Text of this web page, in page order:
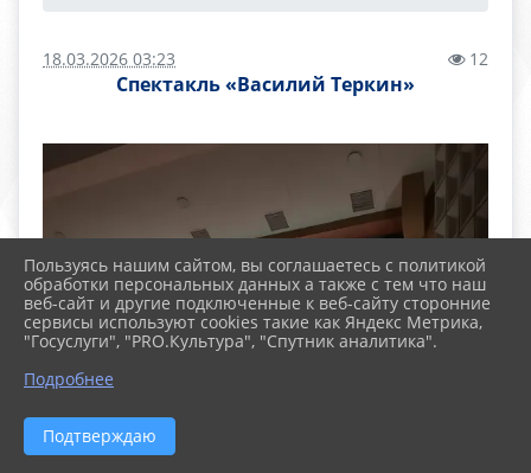
18.03.2026 03:23 12
Спектакль «Василий Теркин»
Пользуясь нашим сайтом, вы соглашаетесь с политикой
обработки персональных данных а также с тем что наш
веб-сайт и другие подключенные к веб-сайту сторонние
сервисы используют cookies такие как Яндекс Метрика,
"Госуслуги", "PRO.Культура", "Спутник аналитика".
Подробнее
Подтверждаю